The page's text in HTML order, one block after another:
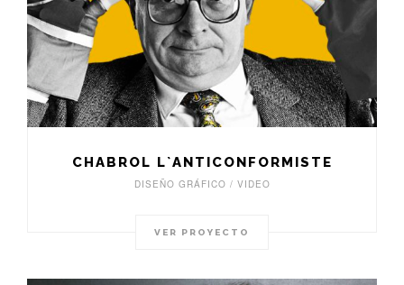
CHABROL L`ANTICONFORMISTE
DISEÑO GRÁFICO / VIDEO
VER PROYECTO